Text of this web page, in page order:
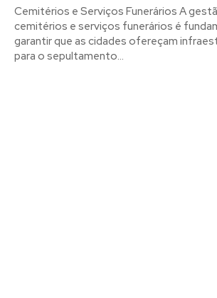
Cemitérios e Serviços Funerários A gestão eficiente de
cemitérios e serviços funerários é
garantir que as cidades ofereçam
para o sepultamento...